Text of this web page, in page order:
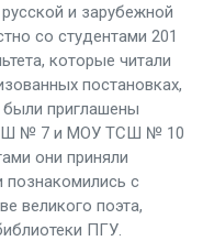
и зарубежной
со студентами 201
которые читали
постановках,
приглашены
№ 7 и МОУ ТСШ № 10
они приняли
познакомились с
великого поэта,
ПГУ.